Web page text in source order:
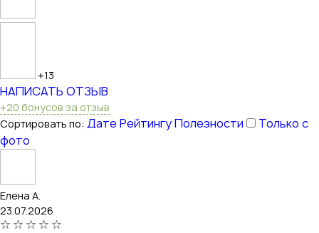
+13
НАПИСАТЬ ОТЗЫВ
+20 бонусов за отзыв
Сортировать по: ДатеРейтингуПолезности
Только с
фото
Елена А.
23.07.2026